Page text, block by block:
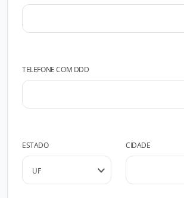
TELEFONE COM DDD
ESTADO CIDADE